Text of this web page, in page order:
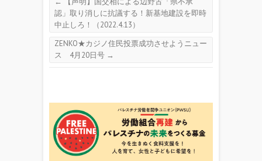
認」取り消しに抗議する！新基地建設を即時
中止しろ！（2022.4.13）
ZENKO★カジノ住民投票成功させようニュー
ス 4月20日号 →